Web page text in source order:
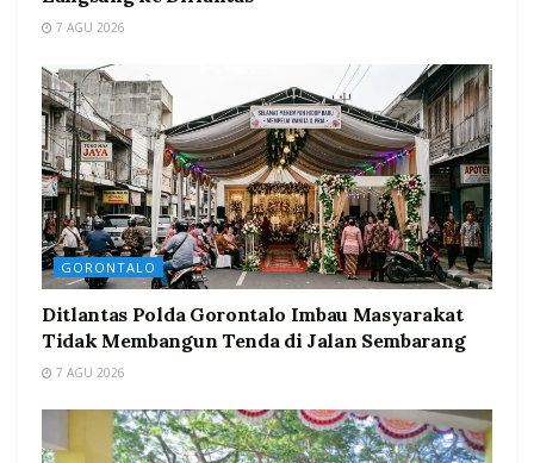
7 AGU 2026
GORONTALO
Ditlantas Polda Gorontalo Imbau Masyarakat
Tidak Membangun Tenda di Jalan Sembarang
7 AGU 2026